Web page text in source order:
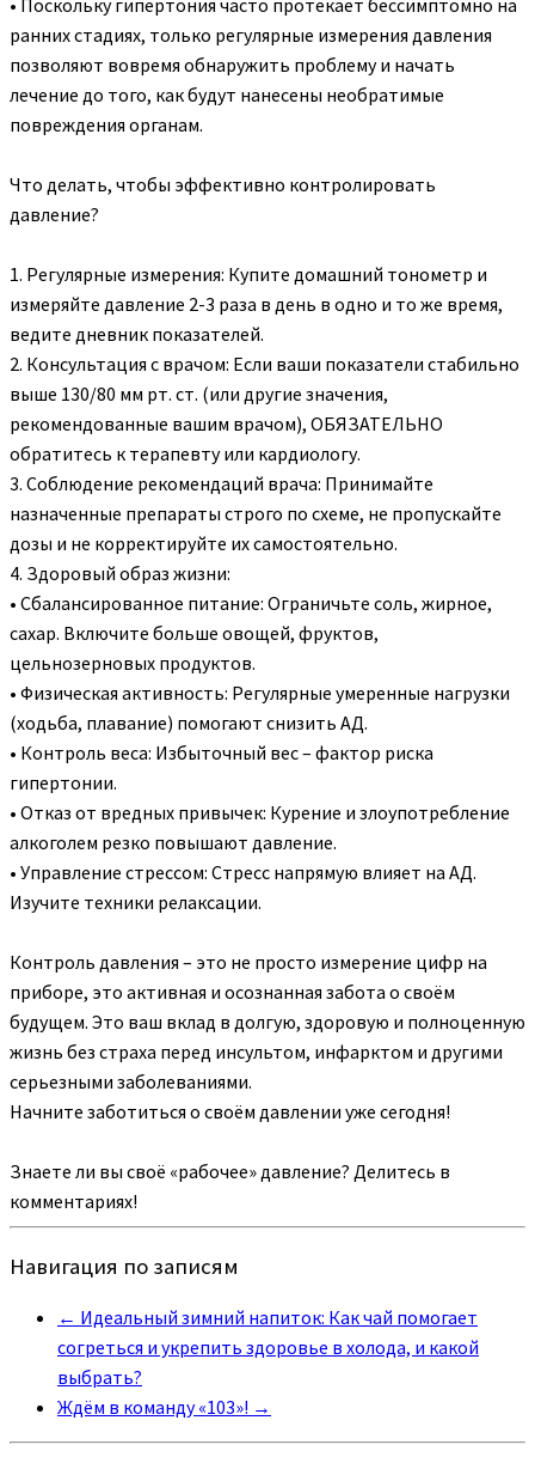
ранних стадиях, только регулярные измерения давления
позволяют вовремя обнаружить проблему и начать
лечение до того, как будут нанесены необратимые
повреждения органам.
Что делать, чтобы эффективно контролировать
давление?
1. Регулярные измерения: Купите домашний тонометр и
измеряйте давление 2-3 раза в день в одно и то же время,
ведите дневник показателей.
2. Консультация с врачом: Если ваши показатели стабильно
выше 130/80 мм рт. ст. (или другие значения,
рекомендованные вашим врачом), ОБЯЗАТЕЛЬНО
обратитесь к терапевту или кардиологу.
3. Соблюдение рекомендаций врача: Принимайте
назначенные препараты строго по схеме, не пропускайте
дозы и не корректируйте их самостоятельно.
4. Здоровый образ жизни:
• Сбалансированное питание: Ограничьте соль, жирное,
сахар. Включите больше овощей, фруктов,
цельнозерновых продуктов.
• Физическая активность: Регулярные умеренные нагрузки
(ходьба, плавание) помогают снизить АД.
• Контроль веса: Избыточный вес – фактор риска
гипертонии.
• Отказ от вредных привычек: Курение и злоупотребление
алкоголем резко повышают давление.
• Управление стрессом: Стресс напрямую влияет на АД.
Изучите техники релаксации.
Контроль давления – это не просто измерение цифр на
приборе, это активная и осознанная забота о своём
будущем. Это ваш вклад в долгую, здоровую и полноценную
жизнь без страха перед инсультом, инфарктом и другими
серьезными заболеваниями.
Начните заботиться о своём давлении уже сегодня!
Знаете ли вы своё «рабочее» давление? Делитесь в
комментариях!
Навигация по записям
← Идеальный зимний напиток: Как чай помогает
согреться и укрепить здоровье в холода, и какой
выбрать?
Ждём в команду «103»! →